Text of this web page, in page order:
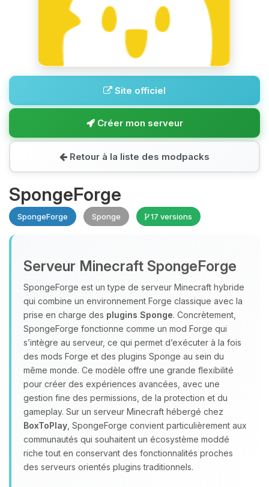
Site officiel
Créer mon serveur
Retour à la liste des modpacks
SpongeForge
SpongeForge Sponge 17 versions
Serveur Minecraft SpongeForge
SpongeForge est un type de serveur Minecraft hybride
qui combine un environnement Forge classique avec la
prise en charge des plugins Sponge. Concrètement,
SpongeForge fonctionne comme un mod Forge qui
s’intègre au serveur, ce qui permet d’exécuter à la fois
des mods Forge et des plugins Sponge au sein du
même monde. Ce modèle offre une grande flexibilité
pour créer des expériences avancées, avec une
gestion fine des permissions, de la protection et du
gameplay. Sur un serveur Minecraft hébergé chez
BoxToPlay , SpongeForge convient particulièrement aux
communautés qui souhaitent un écosystème moddé
riche tout en conservant des fonctionnalités proches
des serveurs orientés plugins traditionnels.
Youpi, enfin quelqu’un pour me
parler ! Moi c’est Choupy, ton petit
assistant BoxToPlay. Dis-moi ce dont
tu as besoin et je vais remuer mes
petits circuits pour t’aider.
09/08/2026 à 04:19